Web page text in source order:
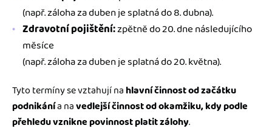
(např. záloha za duben je splatná do 8. dubna).
Zdravotní pojištění:zpětně do 20. dne následujícího
měsíce
(např. záloha za duben je splatná do 20. května).
Tyto termíny se vztahují na hlavní činnost od začátku
podnikánía navedlejší činnost od okamžiku, kdy podle
přehledu vznikne povinnost platit zálohy.